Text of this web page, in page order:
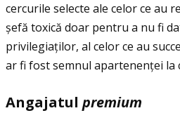
cercurile selecte ale celor ce au
șefă toxică doar pentru a nu fi
privilegiaţilor, al celor ce au
ar fi fost semnul apartenenţei la
Angajatul premium